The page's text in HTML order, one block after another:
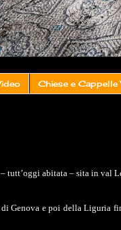
Chiese e Cappelle
abitata – sita in val
Genova e poi della Liguria